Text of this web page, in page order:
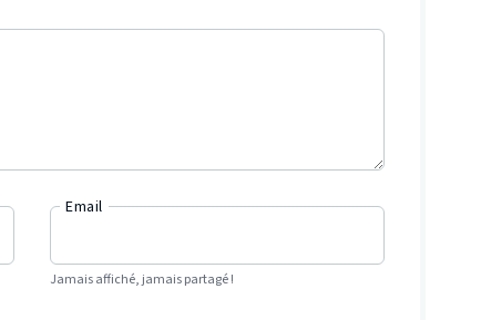
Email
Jamais affiché, jamais partagé !